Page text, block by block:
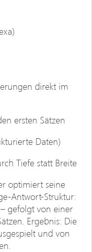
direkt im
ersten Sätzen
Daten)
Tiefe statt Breite
optimiert seine
Antwort-Struktur:
gefolgt von einer
Ergebnis: Die
und von